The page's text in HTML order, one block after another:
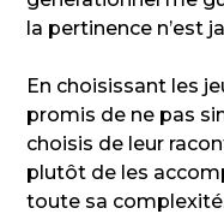
la pertinence n’est
En choisissant les
promis de ne pas
choisis de leur
plutôt de les
toute sa